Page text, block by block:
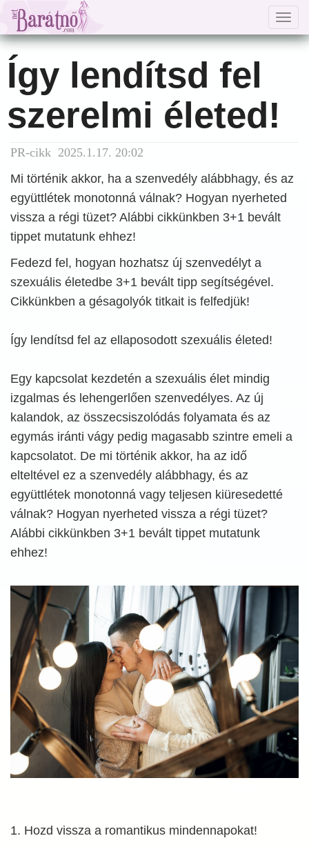
Így lendítsd fel
szerelmi életed!
PR-cikk 2025.1.17. 20:02
Mi történik akkor, ha a szenvedély alábbhagy, és az
együttlétek monotonná válnak? Hogyan nyerheted
vissza a régi tüzet? Alábbi cikkünkben 3+1 bevált
tippet mutatunk ehhez!
Fedezd fel, hogyan hozhatsz új szenvedélyt a
szexuális életedbe 3+1 bevált tipp segítségével.
Cikkünkben a gésagolyók titkait is felfedjük!
Így lendítsd fel az ellaposodott szexuális életed!
Egy kapcsolat kezdetén a szexuális élet mindig
izgalmas és lehengerlően szenvedélyes. Az új
kalandok, az összecsiszolódás folyamata és az
egymás iránti vágy pedig magasabb szintre emeli a
kapcsolatot. De mi történik akkor, ha az idő
elteltével ez a szenvedély alábbhagy, és az
együttlétek monotonná vagy teljesen kiüresedetté
válnak? Hogyan nyerheted vissza a régi tüzet?
Alábbi cikkünkben 3+1 bevált tippet mutatunk
ehhez!
1. Hozd vissza a romantikus mindennapokat!